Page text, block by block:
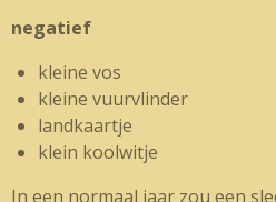
negatief
kleine vos
kleine vuurvlinder
landkaartje
klein koolwitje
In een normaal jaar zou een